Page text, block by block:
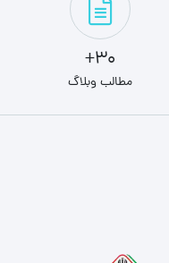
30+
مطالب وبلاگ